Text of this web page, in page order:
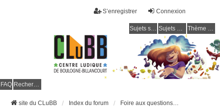
Connexion
S’enregistrer
Sujets sans réponse Sujets actifs Thème clair / foncé
FAQ Rechercher
site du CLuBB Index du forum Foire aux questions (Questions posées fréquemment)